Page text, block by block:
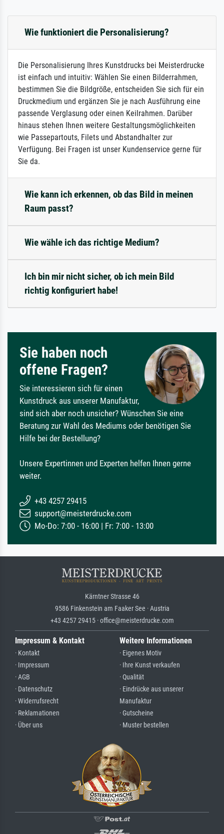
Wie funktioniert die Personalisierung?
Die Personalisierung Ihres Kunstdrucks bei Meisterdrucke
ist einfach und intuitiv: Wählen Sie einen Bilderrahmen,
bestimmen Sie die Bildgröße, entscheiden Sie sich für ein
Druckmedium und ergänzen Sie je nach Ausführung eine
passende Verglasung oder einen Keilrahmen. Darüber
hinaus stehen Ihnen weitere Gestaltungsmöglichkeiten
wie Passepartouts, Filets und Abstandhalter zur
Verfügung. Bei Fragen ist unser Kundenservice gerne für
Sie da.
Wie kann ich erkennen, ob das Bild in meinen
Raum passt?
Wie wähle ich das richtige Medium?
Ich bin mir nicht sicher, ob ich mein Bild
richtig konfiguriert habe!
Sie haben noch
offene Fragen?
Sie interessieren sich für einen
Kunstdruck aus unserer Manufaktur,
sind sich aber noch unsicher? Wünschen Sie eine
Beratung zur Wahl des Mediums oder benötigen Sie
Hilfe bei der Bestellung?
Unsere Expertinnen und Experten helfen Ihnen gerne
weiter.
+43 4257 29415
support@meisterdrucke.com
Mo-Do: 7:00 - 16:00 | Fr: 7:00 - 13:00
Kärntner Strasse 46
9586 Finkenstein am Faaker See · Austria
+43 4257 29415 · office@meisterdrucke.com
Impressum & Kontakt
· Kontakt
· Impressum
· AGB
· Datenschutz
· Widerrufsrecht
· Reklamationen
· Über uns
Weitere Informationen
· Eigenes Motiv
· Ihre Kunst verkaufen
· Qualität
· Eindrücke aus unserer
Manufaktur
· Gutscheine
· Muster bestellen